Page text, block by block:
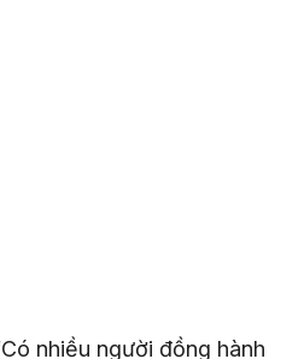
nhiều người đồng hành